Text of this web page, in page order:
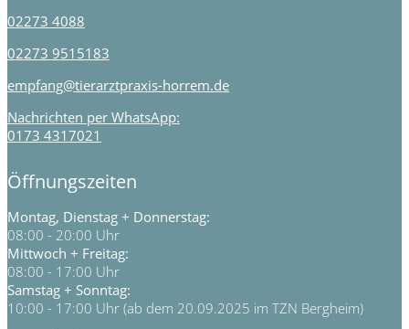
02273 4088
02273 9515183
empfang@tierarztpraxis-horrem.de
Nachrichten per WhatsApp:
0173 4317021
Öffnungszeiten
Montag, Dienstag + Donnerstag:
08:00 - 20:00 Uhr
Mittwoch + Freitag:
08:00 - 17:00 Uhr
Samstag + Sonntag:
10:00 - 17:00 Uhr (ab dem 20.09.2025 im TZN Bergheim)